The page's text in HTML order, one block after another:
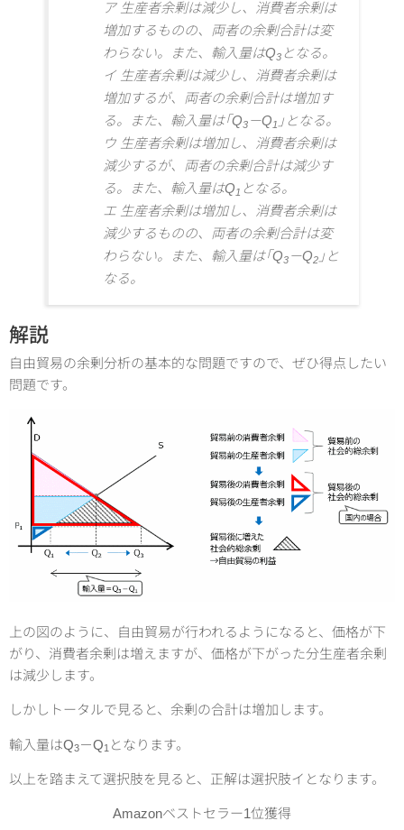
ア 生産者余剰は減少し、消費者余剰は
増加するものの、両者の余剰合計は変
わらない。また、輸入量はQ3 となる。
イ 生産者余剰は減少し、消費者余剰は
増加するが、両者の余剰合計は増加す
る。また、輸入量は｢Q3 －Q1 ｣となる。
ウ 生産者余剰は増加し、消費者余剰は
減少するが、両者の余剰合計は減少す
る。また、輸入量はQ1 となる。
エ 生産者余剰は増加し、消費者余剰は
減少するものの、両者の余剰合計は変
わらない。また、輸入量は｢Q3 －Q2 ｣と
なる。
解説
自由貿易の余剰分析の基本的な問題ですので、ぜひ得点したい
問題です。
上の図のように、自由貿易が行われるようになると、価格が下
がり、消費者余剰は増えますが、価格が下がった分生産者余剰
は減少します。
しかしトータルで見ると、余剰の合計は増加します。
輸入量はQ3－Q1 となります。
以上を踏まえて選択肢を見ると、正解は選択肢イとなります。
Amazonベストセラー1位獲得